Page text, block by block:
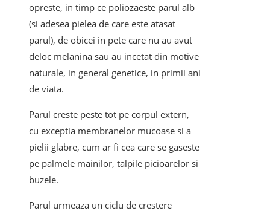
opreste, in timp ce poliozaeste parul alb
(si adesea pielea de care este atasat
parul), de obicei in pete care nu au avut
deloc melanina sau au incetat din motive
naturale, in general genetice, in primii ani
de viata.
Parul creste peste tot pe corpul extern,
cu exceptia membranelor mucoase si a
pielii glabre, cum ar fi cea care se gaseste
pe palmele mainilor, talpile picioarelor si
buzele.
Parul urmeaza un ciclu de crestere